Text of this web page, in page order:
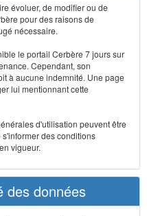
évoluer, de modifier ou de
pour des raisons de
nécessaire.
le portail Cerbère 7 jours sur
Cependant, son
à aucune indemnité. Une page
lui mentionnant cette
d'utilisation peuvent être
des conditions
vigueur.
des données